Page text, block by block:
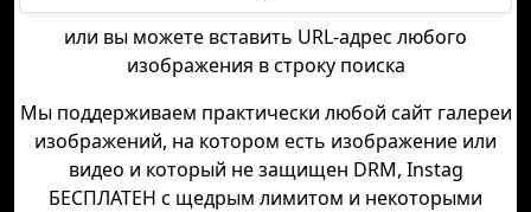
или вы можете вставить URL-адрес любого
изображения в строку поиска
Мы поддерживаем практически любой сайт галереи
изображений, на котором есть изображение или
видео и который не защищен DRM, Instag
БЕСПЛАТЕН с щедрым лимитом и некоторыми